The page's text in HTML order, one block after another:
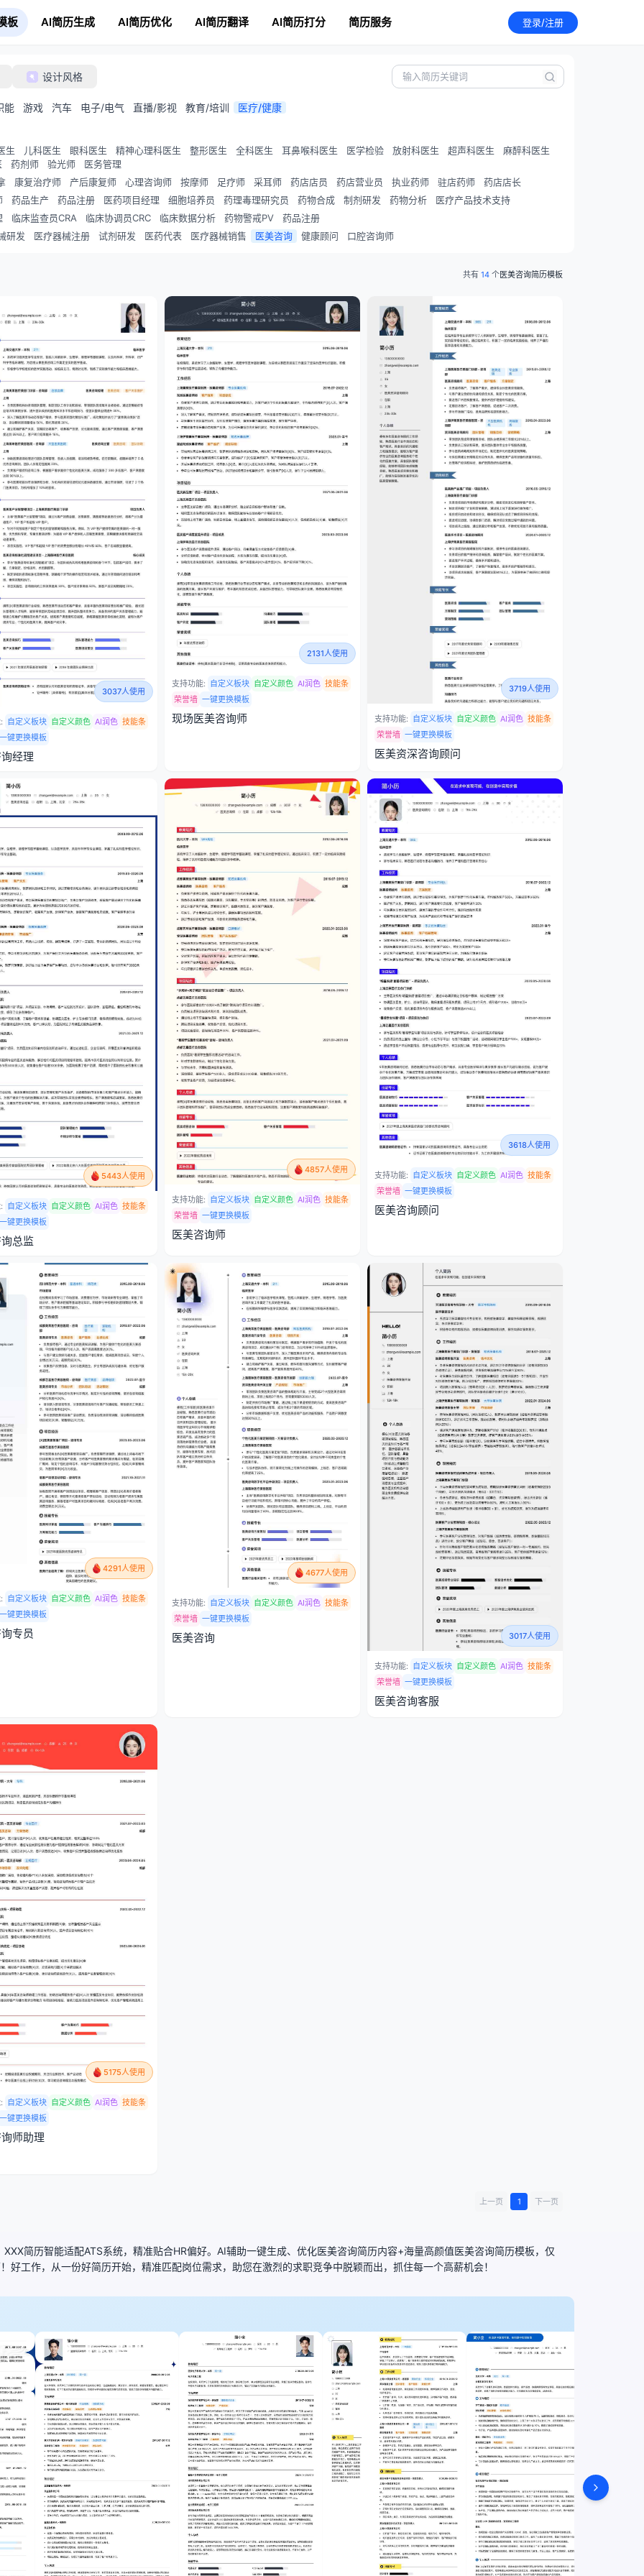
板 AI简历生成 AI简历优化 AI简历翻译 AI简历打分 简历服务 登录/注册
设计风格
能 游戏 汽车 电子/电气 直播/影视 教育/培训 医疗/健康
生 儿科医生 眼科医生 精神心理科医生 整形医生 全科医生 耳鼻喉科医生 医学检验 放射科医生 超声科医生
麻醉科医生
药剂师 验光师
医务管理
康复治疗师 产后康复师 心理咨询师 按摩师 足疗师 采耳师 药店店员 药店营业员 执业药师 驻店药师
药店店长
药品生产 药品注册 医药项目经理 细胞培养员 药理毒理研究员 药物合成 制剂研发 药物分析
医疗产品技术支持
临床监查员CRA 临床协调员CRC 临床数据分析 药物警戒PV
药品注册
研发
医疗器械注册 试剂研发 医药代表 医疗器械销售 医美咨询 健康顾问 口腔咨询师
共有 14 个医美咨询简历模板
3037人使用
自定义板块 自定义颜色 AI润色 技能条
一键更换模板
经理
2131人使用
支持功能: 自定义板块 自定义颜色 AI润色 技能条
荣誉墙 一键更换模板
现场医美咨询师
3719人使用
支持功能: 自定义板块 自定义颜色 AI润色 技能条
荣誉墙 一键更换模板
医美资深咨询顾问
5443人使用
自定义板块 自定义颜色 AI润色 技能条
一键更换模板
总监
4857人使用
支持功能: 自定义板块 自定义颜色 AI润色 技能条
荣誉墙 一键更换模板
医美咨询师
3618人使用
支持功能: 自定义板块 自定义颜色 AI润色 技能条
荣誉墙 一键更换模板
医美咨询顾问
4291人使用
自定义板块 自定义颜色 AI润色 技能条
一键更换模板
专员
4677人使用
支持功能: 自定义板块 自定义颜色 AI润色 技能条
荣誉墙 一键更换模板
医美咨询 3017人使用
支持功能: 自定义板块 自定义颜色 AI润色 技能条
荣誉墙 一键更换模板
医美咨询客服
5175人使用
自定义板块 自定义颜色 AI润色 技能条
一键更换模板
师助理
上一页 1 下一页
简历智能适配ATS系统，精准贴合HR偏好。AI辅助一键生成、优化医美咨询简历内容+海量高颜值医美咨询简历模板，仅
好工作，从一份好简历开始，精准匹配岗位需求，助您在激烈的求职竞争中脱颖而出，抓住每一个高薪机会！